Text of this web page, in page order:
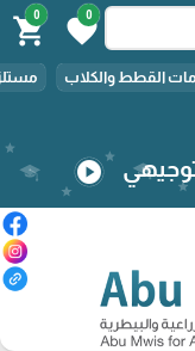
0
favorite
0
shopping_cart
القطط والكلاب
play_circle